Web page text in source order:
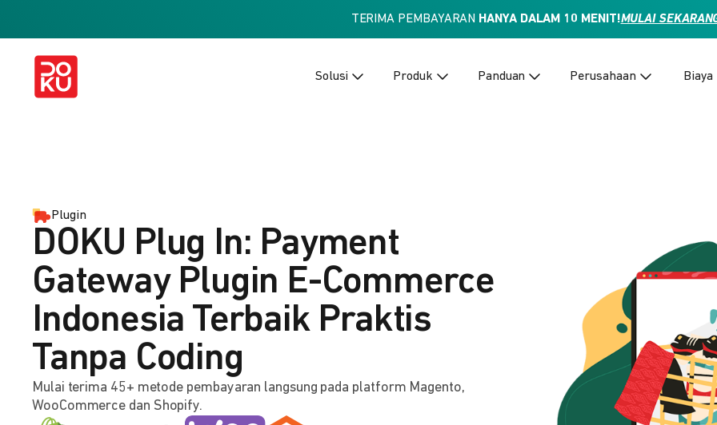
TERIMA PEMBAYARAN HANYA DALAM 10 MENIT!MULAI
Solusi Produk Panduan Perusahaan Biaya
Plugin
DOKU Plug In: Payment
Gateway Plugin E-Commerce
Indonesia Terbaik Praktis
Tanpa Coding
Mulai terima 45+ metode pembayaran langsung pada platform Magento,
WooCommerce dan Shopify.